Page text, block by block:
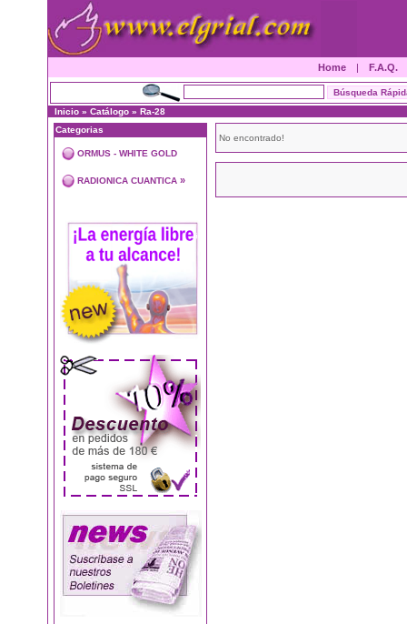
Home | F.A.Q.
Inicio » Catálogo » Ra-28
Categorias
ORMUS - WHITE GOLD
RADIONICA CUANTICA »
No encontrado!